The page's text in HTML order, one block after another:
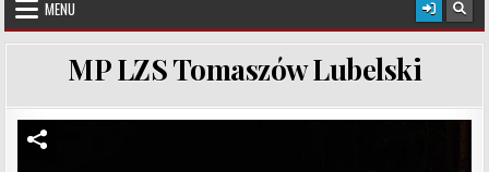
MENU
MP LZS Tomaszów Lubelski